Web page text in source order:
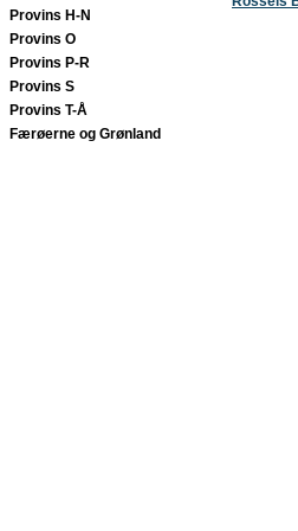
Provins H-N
Provins O
Provins P-R
Provins S
Provins T-Å
Færøerne og Grønland